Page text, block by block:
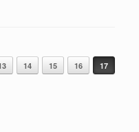
14 15 16 17